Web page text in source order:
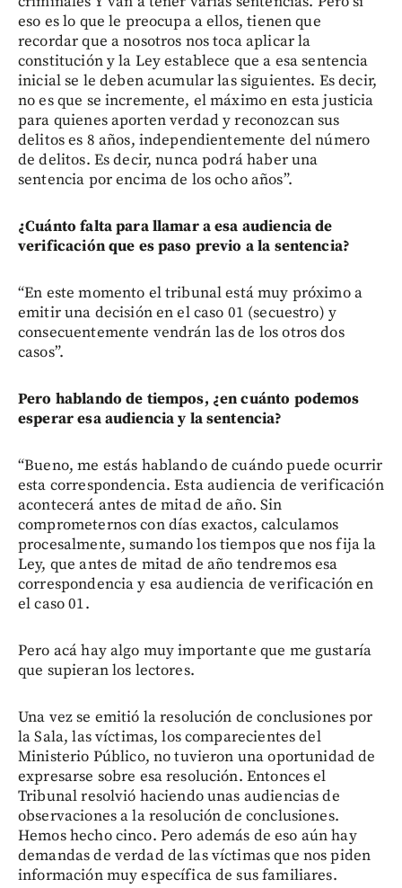
eso es lo que le preocupa a ellos, tienen que
recordar que a nosotros nos toca aplicar la
constitución y la Ley establece que a esa sentencia
inicial se le deben acumular las siguientes. Es decir,
no es que se incremente, el máximo en esta justicia
para quienes aporten verdad y reconozcan sus
delitos es 8 años, independientemente del número
de delitos. Es decir, nunca podrá haber una
sentencia por encima de los ocho años”.
¿Cuánto falta para llamar a esa audiencia de
verificación que es paso previo a la sentencia?
“En este momento el tribunal está muy próximo a
emitir una decisión en el caso 01 (secuestro) y
consecuentemente vendrán las de los otros dos
casos”.
Pero hablando de tiempos, ¿en cuánto podemos
esperar esa audiencia y la sentencia?
“Bueno, me estás hablando de cuándo puede ocurrir
esta correspondencia. Esta audiencia de verificación
acontecerá antes de mitad de año. Sin
comprometernos con días exactos, calculamos
procesalmente, sumando los tiempos que nos fija la
Ley, que antes de mitad de año tendremos esa
correspondencia y esa audiencia de verificación en
el caso 01.
Pero acá hay algo muy importante que me gustaría
que supieran los lectores.
Una vez se emitió la resolución de conclusiones por
la Sala, las víctimas, los comparecientes del
Ministerio Público, no tuvieron una oportunidad de
expresarse sobre esa resolución. Entonces el
Tribunal resolvió haciendo unas audiencias de
observaciones a la resolución de conclusiones.
Hemos hecho cinco. Pero además de eso aún hay
demandas de verdad de las víctimas que nos piden
información muy específica de sus familiares.